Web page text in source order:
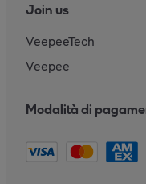
Join us
VeepeeTech
Veepee
Modalità di